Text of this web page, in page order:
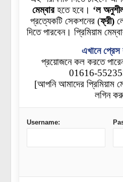
মেম্বারহতে হবে। ‘ল
প্রত্যেকটিসেকশনের (ফ্রী)
দিতে পারবেন। প্রিমিয়াম
এখানে
প্রয়োজনে কল করতে
01616-
[আপনি আমাদের প্রিমিয়াম
লগিন
Username: